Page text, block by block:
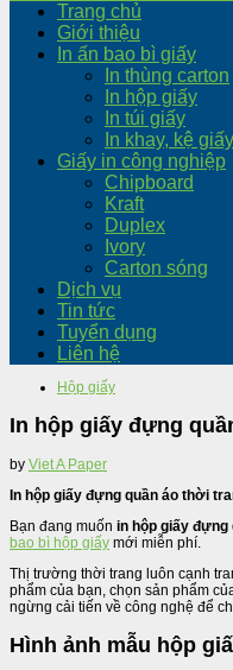
Trang chủ
Giới thiệu
In ấn bao bì giấy
In thùng carton
In hộp giấy
In túi giấy
In khay, kệ
Giấy in công nghiệp
Chipboard
Kraft
Duplex
Ivory
Carton sóng
Dịch vụ
Tin tức
Tuyển dụng
Liên hệ
Hộp giấy
In hộp giấy đựng
by Viet A Paper
In hộp giấy đựng quần áo thời
Bạn đang muốn in hộp giấy
bao bì hộp giấy mới miễn phí.
Thị trường thời trang luôn cạnh
phẩm của bạn, chọn sản phẩm
ngừng cải tiến về công nghệ để
Hình ảnh mẫu hộp